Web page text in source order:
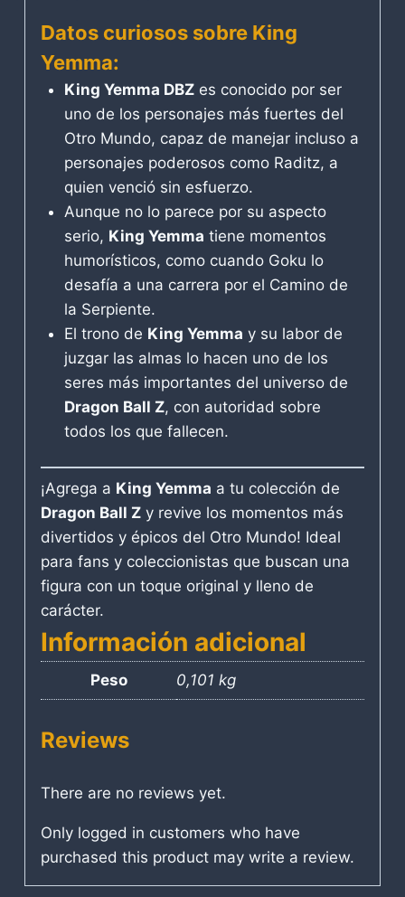
Datos curiosos sobre King
Yemma:
King Yemma DBZes conocido por ser
uno de los personajes más fuertes del
Otro Mundo, capaz de manejar incluso a
personajes poderosos como Raditz, a
quien venció sin esfuerzo.
Aunque no lo parece por su aspecto
serio, King Yemma tiene momentos
humorísticos, como cuando Goku lo
desafía a una carrera por el Camino de
la Serpiente.
El trono de King Yemma y su labor de
juzgar las almas lo hacen uno de los
seres más importantes del universo de
Dragon Ball Z, con autoridad sobre
todos los que fallecen.
¡Agrega a King Yemma a tu colección de
Dragon Ball Z y revive los momentos más
divertidos y épicos del Otro Mundo! Ideal
para fans y coleccionistas que buscan una
figura con un toque original y lleno de
carácter.
Información adicional
Peso 0,101 kg
Reviews
There are no reviews yet.
Only logged in customers who have
purchased this product may write a review.